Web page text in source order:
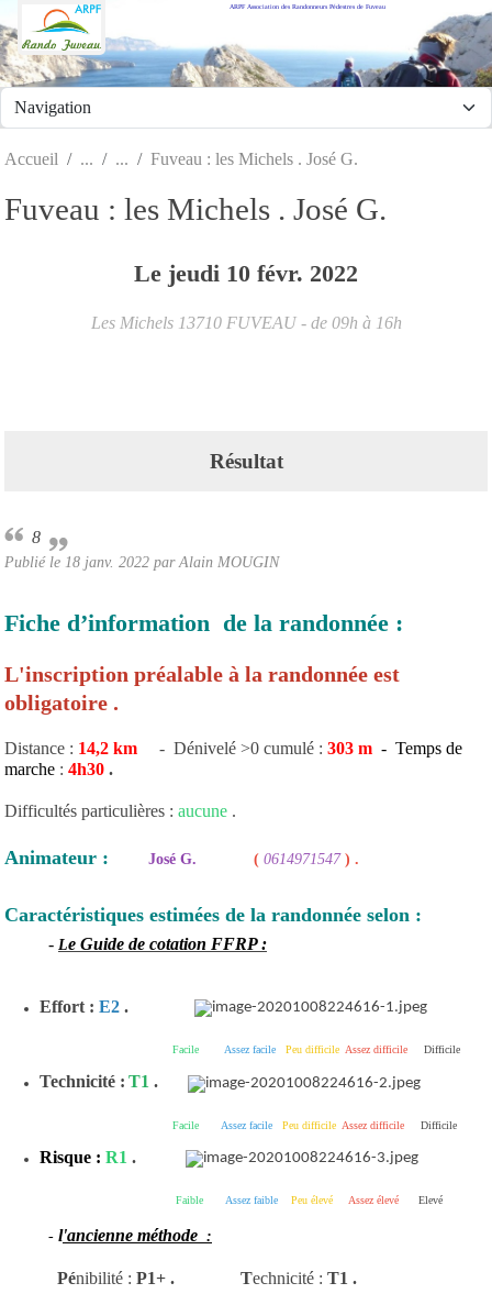
ARPF Association des Randonneurs Pédestres de Fuveau
Accueil Fuveau : les Michels . José G.
Fuveau : les Michels . José G.
Le jeudi 10 févr. 2022
Les Michels 13710 FUVEAU - de 09h à 16h
Résultat
8
Publié le 18 janv. 2022 par Alain MOUGIN
Fiche d’information de la randonnée :
L'inscription préalable à la randonnée est
obligatoire .
Distance : 14,2 km - Dénivelé >0 cumulé : 303 m - Temps de
marche : 4h30 .
Difficultés particulières : aucune .
Animateur : José G. ( 0614971547) .
Caractéristiques estimées de la randonnée selon :
- Le Guide de cotation FFRP :
Effort : E2 .
Facile Assez facile Peu difficile Assez difficile Difficile
Technicité : T1 .
Facile Assez facile Peu difficile Assez difficile Difficile
Risque : R1 .
Faible Assez faible Peu élevé Assez élevé Elevé
- l'ancienne méthode :
Pénibilité : P1+ . Technicité : T1 .
Panneau de gestion des cookies